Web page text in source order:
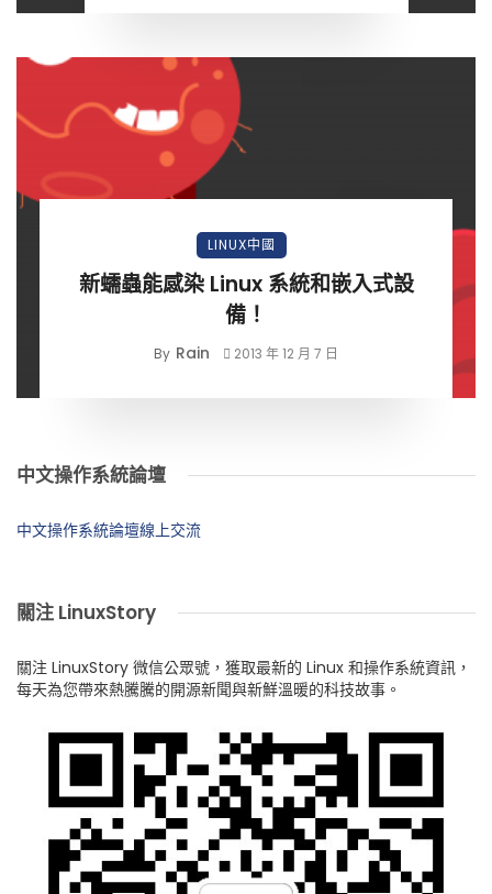
LINUX中國
新蠕蟲能感染 Linux 系統和嵌入式設
備！
By Rain 2013 年 12 月 7 日
中文操作系統論壇
中文操作系統論壇線上交流
關注 LinuxStory
關注 LinuxStory 微信公眾號，獲取最新的 Linux 和操作系統資訊，
每天為您帶來熱騰騰的開源新聞與新鮮溫暖的科技故事。